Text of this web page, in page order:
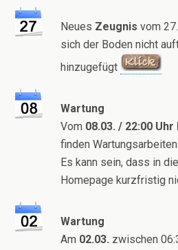
Neues Zeugnis vom
sich der Boden nicht
hinzugefügt
Wartung
Vom 08.03. / 22:00
finden
Es kann sein, dass in
Homepage kurzfristig
Wartung
Am 02.03. zwischen